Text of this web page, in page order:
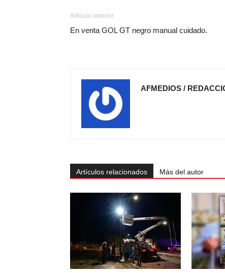
Artículo anterior
En venta GOL GT negro manual cuidado.
AFMEDIOS /
Artículos relacionados Más del autor